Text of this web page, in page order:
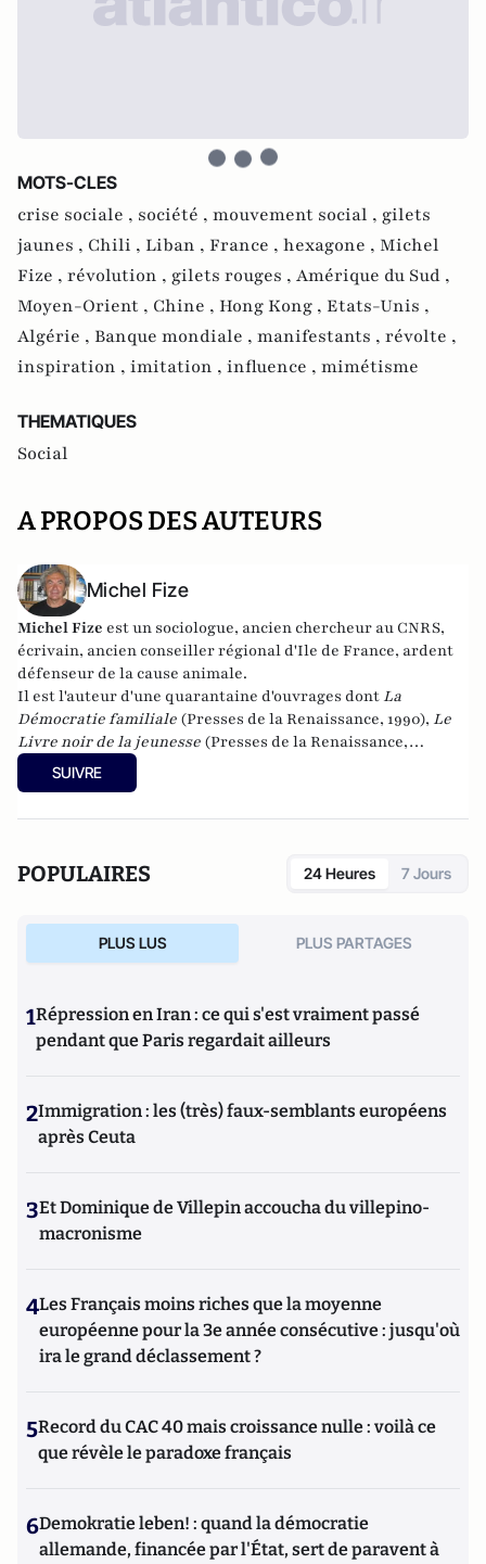
MOTS-CLES
crise sociale , société , mouvement social , gilets
jaunes , Chili , Liban , France , hexagone , Michel
Fize , révolution , gilets rouges , Amérique du Sud ,
Moyen-Orient , Chine , Hong Kong , Etats-Unis ,
Algérie , Banque mondiale , manifestants , révolte ,
inspiration , imitation , influence , mimétisme
THEMATIQUES
Social
A PROPOS DES AUTEURS
Michel Fize
Michel Fize est un sociologue, ancien chercheur au CNRS,
écrivain, ancien conseiller régional d'Ile de France, ardent
défenseur de la cause animale.
Il est l'auteur d'une quarantaine d'ouvrages dont La
Démocratie familiale (Presses de la Renaissance, 1990), Le
Livre noir de la jeunesse (Presses de la Renaissance,
2007),L'Individualisme démocratique
2010),Jeunesses à l'abandon
SUIVRE
POPULAIRES 24 Heures 7 Jours
PLUS LUS PLUS PARTAGES
1Répression en Iran : ce qui s'est vraiment passé
pendant que Paris regardait ailleurs
2Immigration : les (très) faux-semblants européens
après Ceuta
3Et Dominique de Villepin accoucha du villepino-
macronisme
4Les Français moins riches que la moyenne
européenne pour la 3e année consécutive : jusqu'où
ira le grand déclassement ?
5Record du CAC 40 mais croissance nulle : voilà ce
que révèle le paradoxe français
6Demokratie leben! : quand la démocratie
allemande, financée par l'État, sert de paravent à